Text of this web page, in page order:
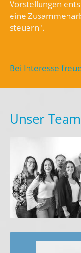
Vorstellungen
eine
steuern".
Bei Interesse
Unser